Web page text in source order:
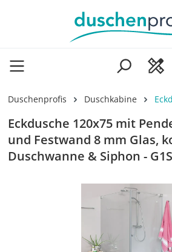
Zum Hauptinhalt springen
Duschenprofis Duschkabine
Eckdusche 120x75 mit
und Festwand 8 mm Glas,
Duschwanne & Siphon -
Bildergalerie überspringen